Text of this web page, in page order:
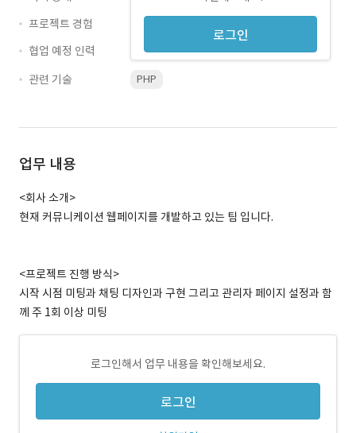
로그인
프로젝트 경험
협업 예정 인력
관련 기술
PHP
업무 내용
<회사 소개>
현재 커뮤니케이션 웹페이지를 개발하고 있는 팀 입니다.
<프로젝트 진행 방식>
시작 시점 미팅과 채팅 디자인과 구현 그리고 관리자 페이지 설정과 함
께 주 1회 이상 미팅
로그인해서 업무 내용을 확인해보세요.
로그인